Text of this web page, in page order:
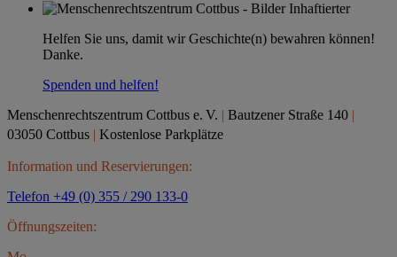
Helfen Sie uns, damit wir Geschichte(n) bewahren können!
Danke.
Spenden und helfen!
Menschenrechtszentrum Cottbus e. V. | Bautzener Straße 140 |
03050 Cottbus | Kostenlose Parkplätze
Information und Reservierungen:
Telefon +49 (0) 355 / 290 133-0
Öffnungszeiten: